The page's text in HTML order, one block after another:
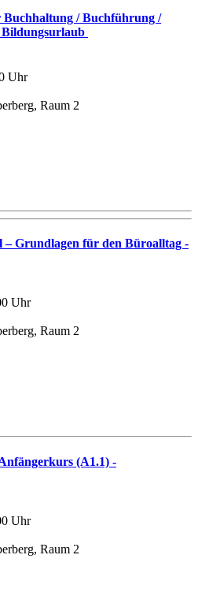
Buchhaltung / Buchführung /
Bildungsurlaub
Uhr
Raum 2
– Grundlagen für den Büroalltag -
Uhr
Raum 2
(A1.1) -
Uhr
Raum 2